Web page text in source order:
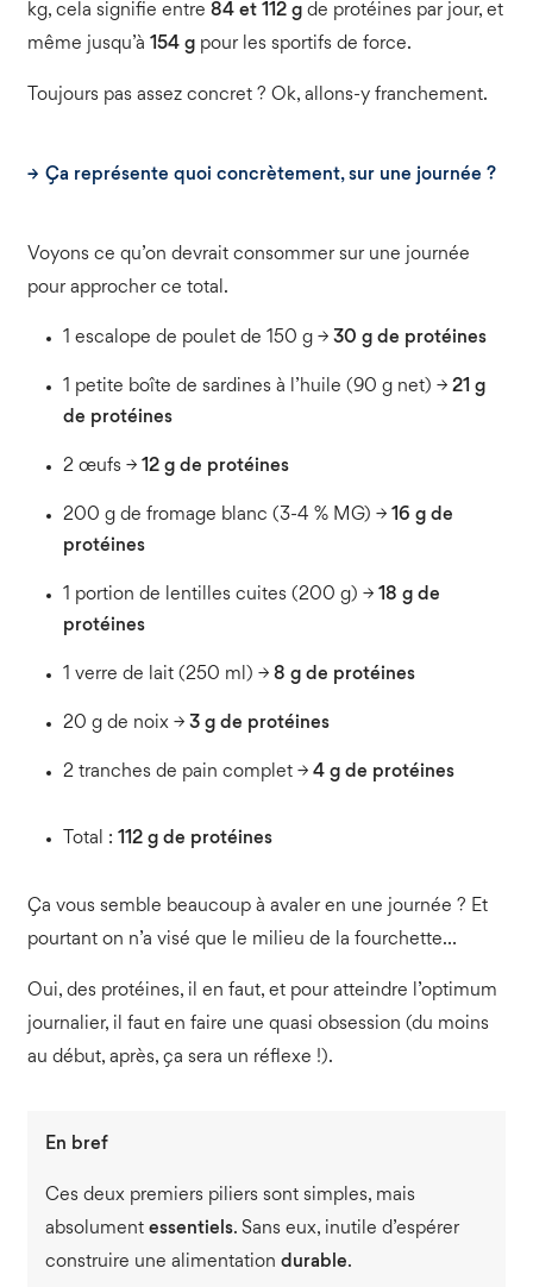
kg, cela signifie entre 84 et 112 gde protéines par jour, et
même jusqu’à 154 gpour les sportifs de force.
Toujours pas assez concret ? Ok, allons-y franchement.
Ça représente quoi concrètement, sur une journée ?
Voyons ce qu’on devrait consommer sur une journée
pour approcher ce total.
1 escalope de poulet de 150 g → 30 g de protéines
1 petite boîte de sardines à l’huile (90 g net) → 21 g
de protéines
2 œufs → 12 g de protéines
200 g de fromage blanc (3-4 % MG) → 16 g de
protéines
1 portion de lentilles cuites (200 g) → 18 g de
protéines
1 verre de lait (250 ml) → 8 g de protéines
20 g de noix → 3 g de protéines
2 tranches de pain complet → 4 g de protéines
Total : 112 g de protéines
Ça vous semble beaucoup à avaler en une journée ? Et
pourtant on n’a visé que le milieu de la fourchette…
Oui, des protéines, il en faut, et pour atteindre l’optimum
journalier, il faut en faire une quasi obsession (du moins
au début, après, ça sera un réflexe !).
En bref
Ces deux premiers piliers sont simples, mais
absolument essentiels. Sans eux, inutile d’espérer
construire une alimentation durable.